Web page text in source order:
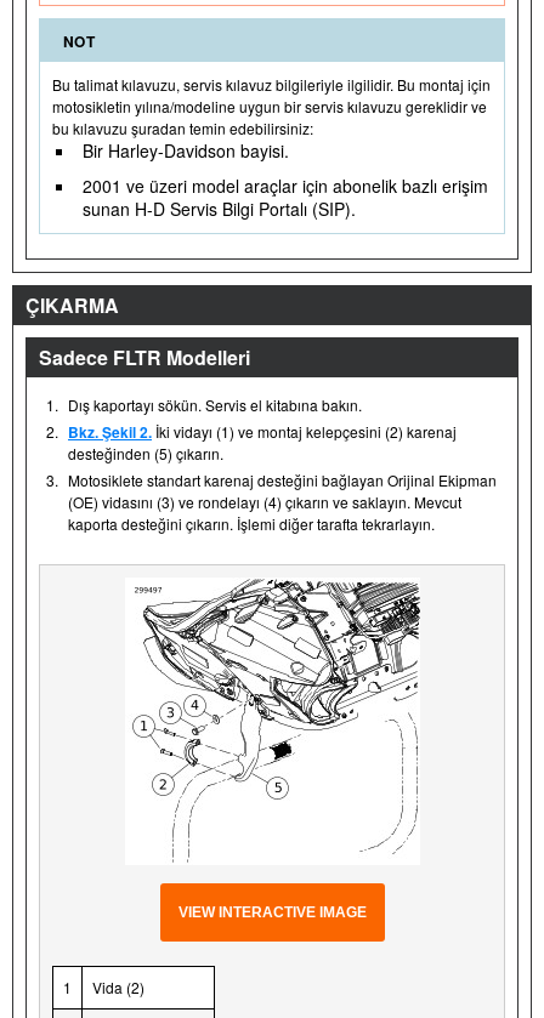
NOT
Bu talimat kılavuzu, servis kılavuz bilgileriyle ilgilidir. Bu montaj için
motosikletin yılına/modeline uygun bir servis kılavuzu gereklidir ve
bu kılavuzu şuradan temin edebilirsiniz:
Bir Harley-Davidson bayisi.
2001 ve üzeri model araçlar için abonelik bazlı erişim
sunan H-D Servis Bilgi Portalı (SIP).
ÇIKARMA
Sadece FLTR Modelleri
1. Dış kaportayı sökün. Servis el kitabına bakın.
2. Bkz. Şekil 2. İki vidayı (1) ve montaj kelepçesini (2) karenaj
desteğinden (5) çıkarın.
3. Motosiklete standart karenaj desteğini bağlayan Orijinal Ekipman
(OE) vidasını (3) ve rondelayı (4) çıkarın ve saklayın. Mevcut
kaporta desteğini çıkarın. İşlemi diğer tarafta tekrarlayın.
VIEW INTERACTIVE IMAGE
1 Vida (2)